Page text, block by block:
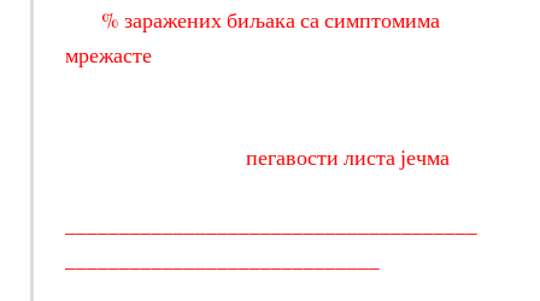
% заражених биљака са симптомима
мрежасте
пегавости листа јечма